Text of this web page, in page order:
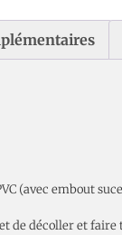
(avec embout
de décoller et